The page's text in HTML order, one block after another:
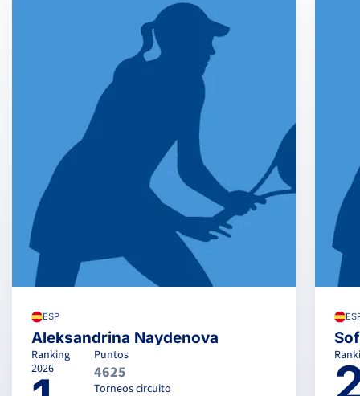
ESP
Aleksandrina Naydenova
Ranking
2026
Puntos
4625
Torneos circuito